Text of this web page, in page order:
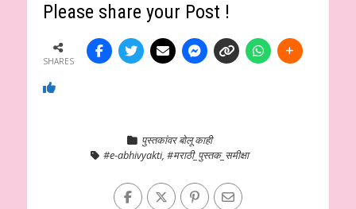
Please share your Post !
SHARES
पुस्तकांवर बोलू काही
#e-abhivyakti,#मराठी_पुस्तक_समीक्षा